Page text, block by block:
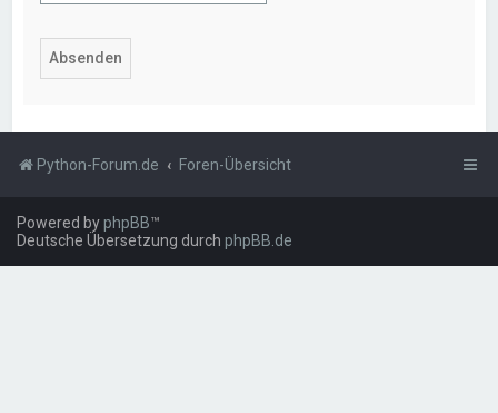
Python-Forum.de Foren-Übersicht
Powered byphpBB™
Deutsche Übersetzung durch phpBB.de